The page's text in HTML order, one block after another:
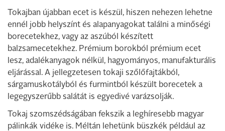
Tokajban újabban ecet is készül, hiszen nehezen lehetne
ennél jobb helyszínt és alapanyagokat találni a minőségi
borecetekhez, vagy az aszúból készített
balzsamecetekhez. Prémium borokból prémium ecet
lesz, adalékanyagok nélkül, hagyományos, manufakturális
eljárással. A jellegzetesen tokaji szőlőfajtákból,
sárgamuskotályból és furmintból készült borecetek a
legegyszerűbb salátát is egyedivé varázsolják.
Tokaj szomszédságában fekszik a leghíresebb magyar
pálinkák vidéke is. Méltán lehetünk büszkék például az